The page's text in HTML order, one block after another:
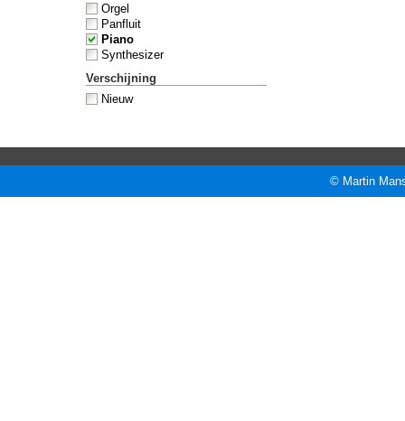
Orgel
Panfluit
Piano
Synthesizer
Verschijning
Nieuw
© Martin